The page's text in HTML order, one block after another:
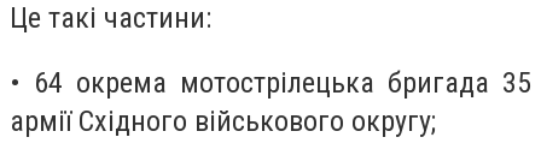
Це такі частини:
• 64 окрема мотострілецька бригада 35
армії Східного військового округу;